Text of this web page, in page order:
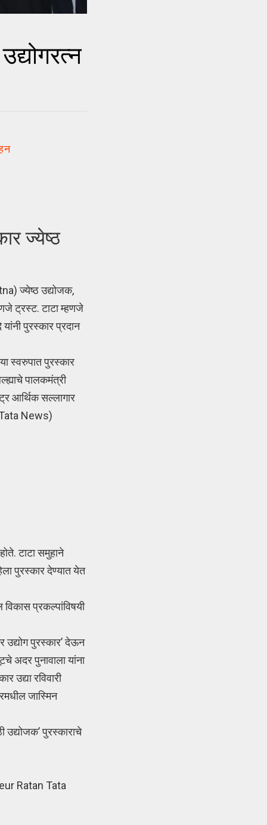
ज्येष्ठ
ज्येष्ठ उद्योजक,
ट्रस्ट. टाटा म्हणजे
पुरस्कार प्रदान
स्वरुपात पुरस्कार
पालकमंत्री
आर्थिक सल्लागार
Tata News)
टाटा समुहाने
पुरस्कार देण्यात येत
विकास प्रकल्पांविषयी
उद्योग पुरस्कार’ देऊन
अदर पुनावाला यांना
उद्या रविवारी
जास्मिन
उद्योजक’ पुरस्काराचे
Ratan Tata